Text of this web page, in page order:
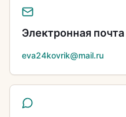
Электронная почта
eva24kovrik@mail.ru